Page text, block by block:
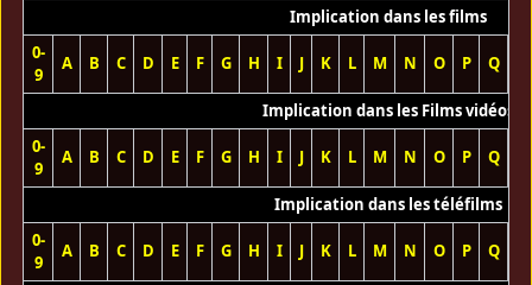
Implication dans les films
0-
9
A B C D E F G H I J K L M N O P Q
Implication dans les Films vidéos
0-
9
A B C D E F G H I J K L M N O P Q
Implication dans les téléfilms
0-
9
A B C D E F G H I J K L M N O P Q